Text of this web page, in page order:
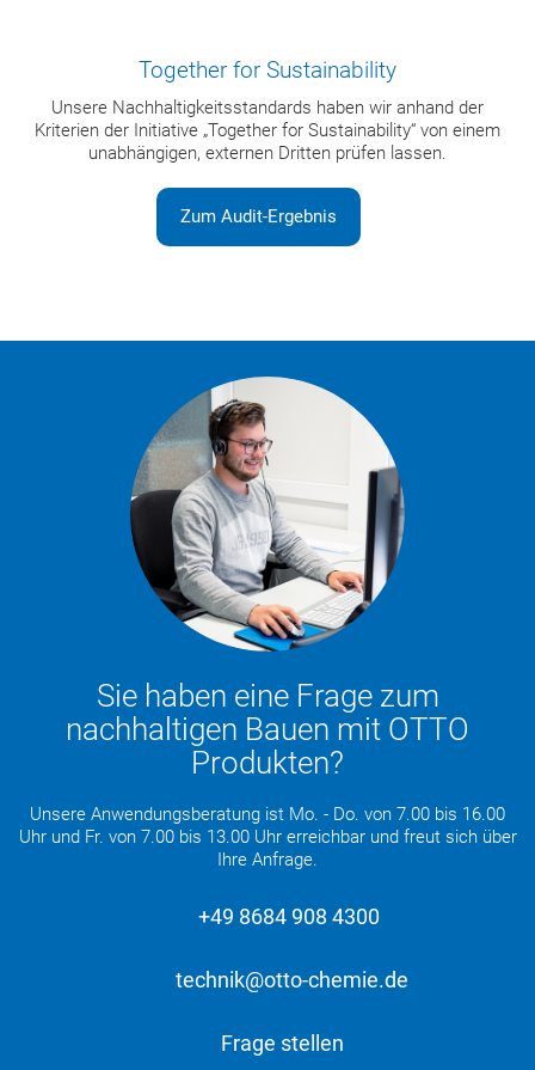
Together for Sustainability
Unsere Nachhaltigkeitsstandards haben wir anhand der
Kriterien der Initiative „Together for Sustainability“ von einem
unabhängigen, externen Dritten prüfen lassen.
Zum Audit-Ergebnis
Sie haben eine Frage zum
nachhaltigen Bauen mit OTTO
Produkten?
Unsere Anwendungsberatung ist Mo. - Do. von 7.00 bis 16.00
Uhr und Fr. von 7.00 bis 13.00 Uhr erreichbar und freut sich über
Ihre Anfrage.
+49 8684 908 4300
technik@otto-chemie.de
Frage stellen